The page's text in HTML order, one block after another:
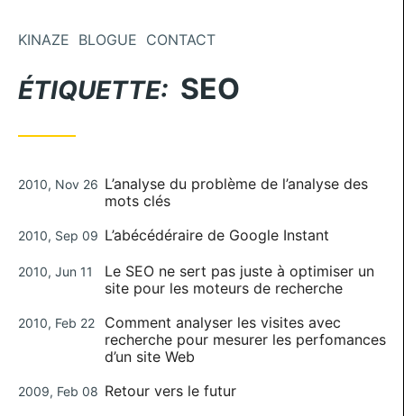
KINAZE BLOGUE CONTACT
ÉTIQUETTE: SEO
Publié le
2010, Nov 26 L’analyse du problème de l’analyse des
mots clés
Publié le
2010, Sep 09 L’abécédéraire de Google Instant
Publié le
2010, Jun 11
Le SEO ne sert pas juste à optimiser un
site pour les moteurs de recherche
Publié le
2010, Feb 22
Comment analyser les visites avec
recherche pour mesurer les perfomances
d’un site Web
Publié le
2009, Feb 08 Retour vers le futur